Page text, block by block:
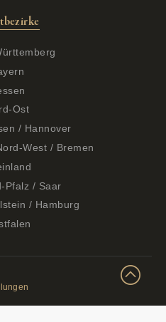
Ost
/ Hannover
West / Bremen
Pfalz / Saar
/ Hamburg